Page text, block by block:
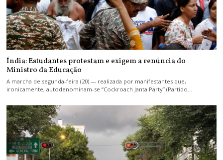
Índia: Estudantes protestam e exigem a renúncia do
Ministro da Educação
A marcha de segunda-feira (20) — realizada por manifestantes que,
ironicamente, autodenominam-se “Cockroach Janta Party” (Partido…